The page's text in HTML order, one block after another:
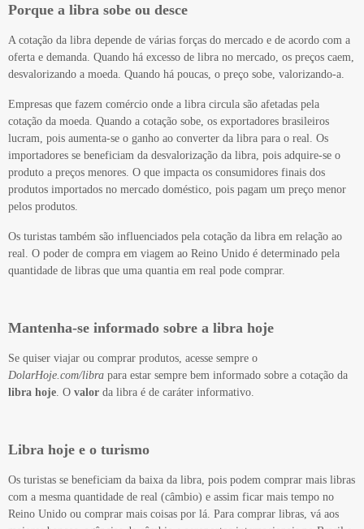
Porque a libra sobe ou desce
A cotação da libra depende de várias forças do mercado e de acordo com a
oferta e demanda. Quando há excesso de libra no mercado, os preços caem,
desvalorizando a moeda. Quando há poucas, o preço sobe, valorizando-a.
Empresas que fazem comércio onde a libra circula são afetadas pela
cotação da moeda. Quando a cotação sobe, os exportadores brasileiros
lucram, pois aumenta-se o ganho ao converter da libra para o real. Os
importadores se beneficiam da desvalorização da libra, pois adquire-se o
produto a preços menores. O que impacta os consumidores finais dos
produtos importados no mercado doméstico, pois pagam um preço menor
pelos produtos.
Os turistas também são influenciados pela cotação da libra em relação ao
real. O poder de compra em viagem ao Reino Unido é determinado pela
quantidade de libras que uma quantia em real pode comprar.
Mantenha-se informado sobre a libra hoje
Se quiser viajar ou comprar produtos, acesse sempre o
DolarHoje.com/libra para estar sempre bem informado sobre a cotação da
libra hoje . O valor da libra é de caráter informativo.
Libra hoje e o turismo
Os turistas se beneficiam da baixa da libra, pois podem comprar mais libras
com a mesma quantidade de real (câmbio) e assim ficar mais tempo no
Reino Unido ou comprar mais coisas por lá. Para comprar libras, vá aos